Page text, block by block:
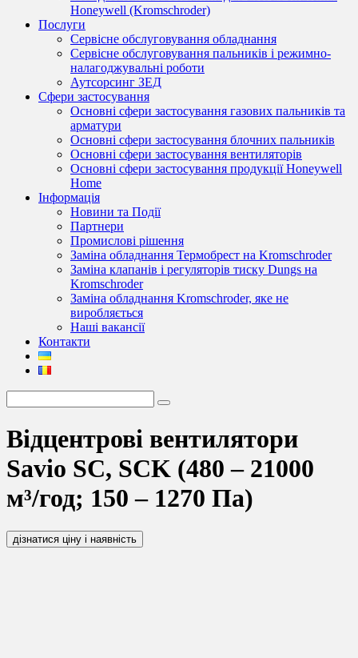
Honeywell (Kromschroder)
Послуги
Сервісне обслуговування обладнання
Сервісне обслуговування пальників і режимно-
налагоджувальні роботи
Аутсорсинг ЗЕД
Сфери застосування
Основні сфери застосування газових пальників та
арматури
Основні сфери застосування блочних пальників
Основні сфери застосування вентиляторів
Основні сфери застосування продукції Honeywell
Home
Інформація
Новини та Події
Партнери
Промислові рішення
Заміна обладнання Термобрест на Kromschroder
Заміна клапанів і регуляторів тиску Dungs на
Kromschroder
Заміна обладнання Kromschroder, яке не
виробляється
Наші вакансії
Контакти
Відцентрові вентилятори
Savio SC, SCK (480 – 21000
м³/год; 150 – 1270 Па)
дізнатися ціну і наявність